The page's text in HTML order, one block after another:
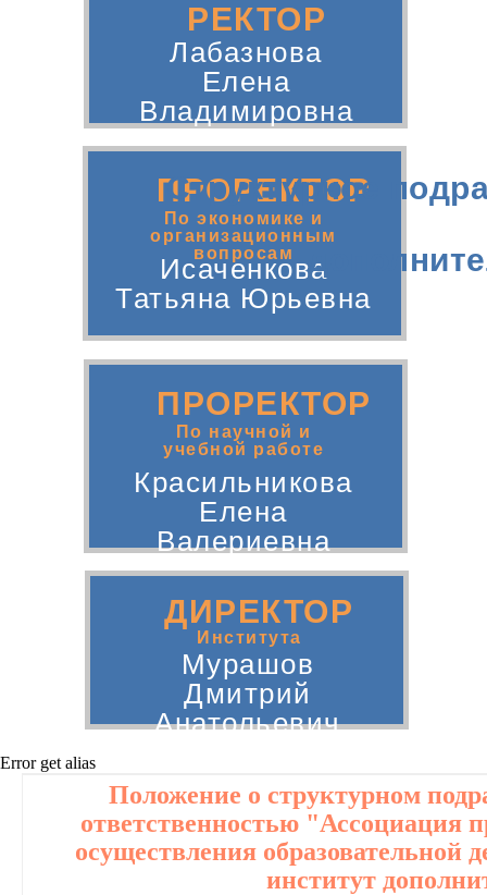
РЕКТОР
Лабазнова
Елена
Владимировна
ПРОРЕКТОР
ПРОРЕКТОР
По экономике и
организационным
вопросам
По научной и
учебной работе
Исаченкова
Татьяна Юрьевна
Красильникова
Елена
Валериевна
ДИРЕКТОР
Института
Мурашов
Дмитрий
Анатольевич
Структурное
Error get alias
Положение о структурном
ответственностью "Ассоциация
осуществления
институт